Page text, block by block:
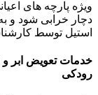
ویژه پارچه های
دچار خرابی شود و به
استیل توسط
خدمات تعویض ابر
رودکی